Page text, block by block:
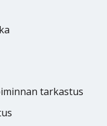
tarkastus